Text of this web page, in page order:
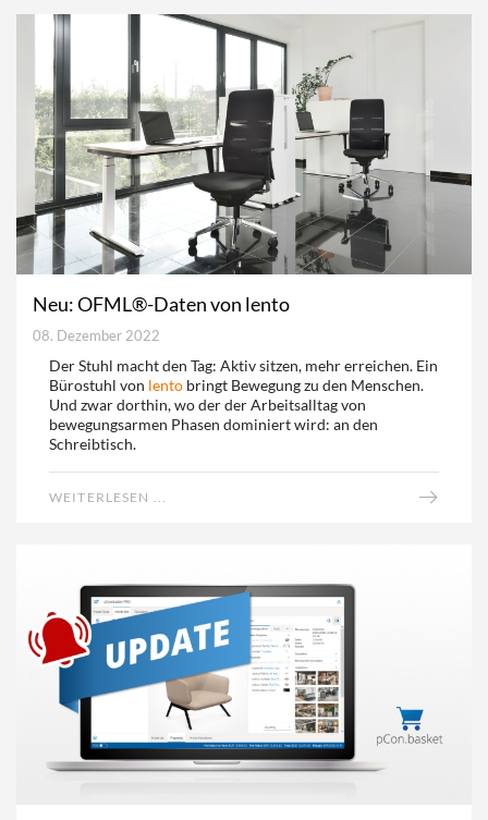
Neu: OFML®-Daten von lento
08. Dezember 2022
Der Stuhl macht den Tag: Aktiv sitzen, mehr erreichen. Ein
Bürostuhl von lento bringt Bewegung zu den Menschen.
Und zwar dorthin, wo der der Arbeitsalltag von
bewegungsarmen Phasen dominiert wird: an den
Schreibtisch.
WEITERLESEN ...